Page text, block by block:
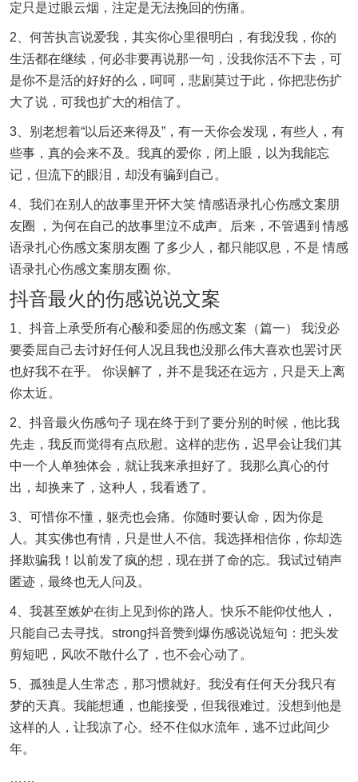
定只是过眼云烟，注定是无法挽回的伤痛。
2、何苦执言说爱我，其实你心里很明白，有我没我，你的
生活都在继续，何必非要再说那一句，没我你活不下去，可
是你不是活的好好的么，呵呵，悲剧莫过于此，你把悲伤扩
大了说，可我也扩大的相信了。
3、别老想着“以后还来得及”，有一天你会发现，有些人，有
些事，真的会来不及。我真的爱你，闭上眼，以为我能忘
记，但流下的眼泪，却没有骗到自己。
4、我们在别人的故事里开怀大笑 情感语录扎心伤感文案朋
友圈 ，为何在自己的故事里泣不成声。后来，不管遇到 情感
语录扎心伤感文案朋友圈 了多少人，都只能叹息，不是 情感
语录扎心伤感文案朋友圈 你。
抖音最火的伤感说说文案
1、抖音上承受所有心酸和委屈的伤感文案（篇一） 我没必
要委屈自己去讨好任何人况且我也没那么伟大喜欢也罢讨厌
也好我不在乎。 你误解了，并不是我还在远方，只是天上离
你太近。
2、抖音最火伤感句子 现在终于到了要分别的时候，他比我
先走，我反而觉得有点欣慰。这样的悲伤，迟早会让我们其
中一个人单独体会，就让我来承担好了。我那么真心的付
出，却换来了，这种人，我看透了。
3、可惜你不懂，躯壳也会痛。你随时要认命，因为你是
人。其实佛也有情，只是世人不信。我选择相信你，你却选
择欺骗我！以前发了疯的想，现在拼了命的忘。我试过销声
匿迹，最终也无人问及。
4、我甚至嫉妒在街上见到你的路人。快乐不能仰仗他人，
只能自己去寻找。strong抖音赞到爆伤感说说短句：把头发
剪短吧，风吹不散什么了，也不会心动了。
5、孤独是人生常态，那习惯就好。我没有任何天分我只有
梦的天真。我能想通，也能接受，但我很难过。没想到他是
这样的人，让我凉了心。经不住似水流年，逃不过此间少
年。
……